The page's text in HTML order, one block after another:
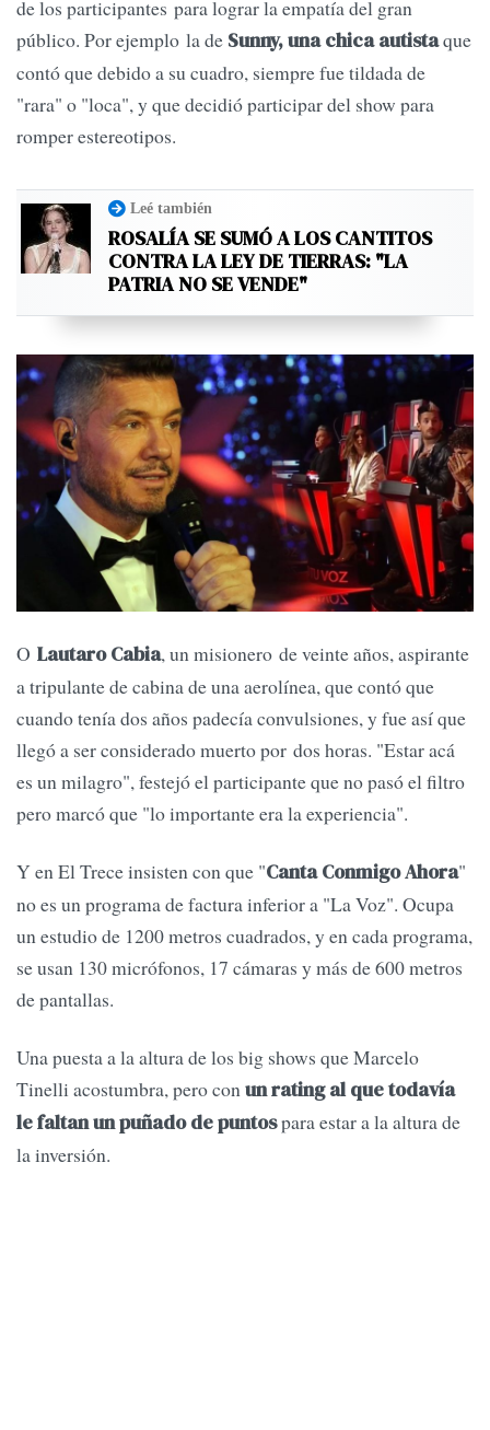
de los participantes para lograr la empatía del gran
público. Por ejemplo la de Sunny, una chica autistaque
contó que debido a su cuadro, siempre fue tildada de
"rara" o "loca", y que decidió participar del show para
romper estereotipos.
Leé también
ROSALÍA SE SUMÓ A LOS CANTITOS
CONTRA LA LEY DE TIERRAS: "LA
PATRIA NO SE VENDE"
O Lautaro Cabia, un misionero de veinte años, aspirante
a tripulante de cabina de una aerolínea, que contó que
cuando tenía dos años padecía convulsiones, y fue así que
llegó a ser considerado muerto por dos horas. "Estar acá
es un milagro", festejó el participante que no pasó el filtro
pero marcó que "lo importante era la experiencia".
Y en El Trece insisten con que "Canta Conmigo Ahora"
no es un programa de factura inferior a "La Voz". Ocupa
un estudio de 1200 metros cuadrados, y en cada programa,
se usan 130 micrófonos, 17 cámaras y más de 600 metros
de pantallas.
Una puesta a la altura de los big shows que Marcelo
Tinelli acostumbra, pero conun rating al que todavía
le faltan un puñado de puntospara estar a la altura de
la inversión.